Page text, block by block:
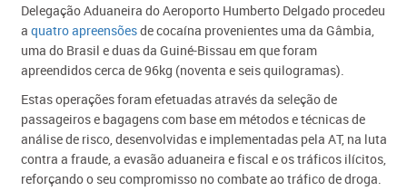
Delegação Aduaneira do Aeroporto Humberto Delgado procedeu
a quatro apreensõesde cocaína provenientes uma da Gâmbia,
uma do Brasil e duas da Guiné-Bissau em que foram
apreendidos cerca de 96kg (noventa e seis quilogramas).
Estas operações foram efetuadas através da seleção de
passageiros e bagagens com base em métodos e técnicas de
análise de risco, desenvolvidas e implementadas pela AT, na luta
contra a fraude, a evasão aduaneira e fiscal e os tráficos ilícitos,
reforçando o seu compromisso no combate ao tráfico de droga.